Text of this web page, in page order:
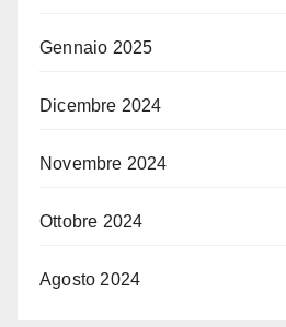
Gennaio 2025
Dicembre 2024
Novembre 2024
Ottobre 2024
Agosto 2024